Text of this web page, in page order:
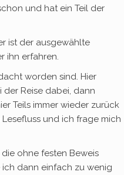
und hat ein Teil der
ist der ausgewählte
ihn erfahren.
worden sind. Hier
Reise dabei, dann
Teils immer wieder zurück
und ich frage mich
ohne festen Beweis
ich dann einfach zu wenig